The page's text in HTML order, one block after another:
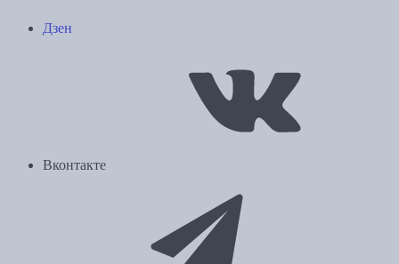
Дзен
Вконтакте